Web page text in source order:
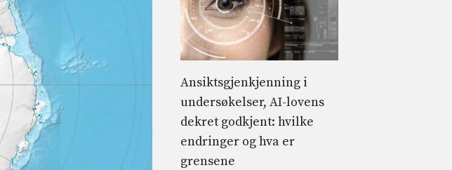
Ansiktsgjenkjenning i
undersøkelser, AI-lovens
dekret godkjent: hvilke
endringer og hva er
grensene